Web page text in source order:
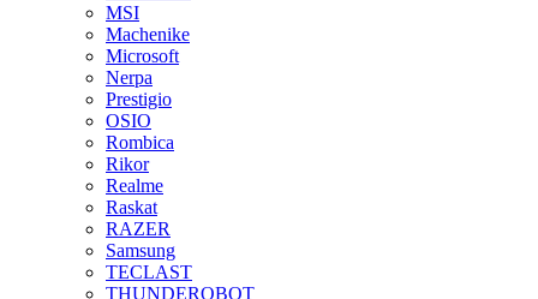
MSI
Machenike
Microsoft
Nerpa
Prestigio
OSIO
Rombica
Rikor
Realme
Raskat
RAZER
Samsung
TECLAST
THUNDEROBOT